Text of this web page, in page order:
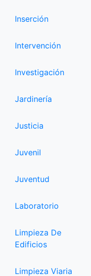
Inserción
Intervención
Investigación
Jardinería
Justicia
Juvenil
Juventud
Laboratorio
Limpieza De
Edificios
Limpieza Viaria